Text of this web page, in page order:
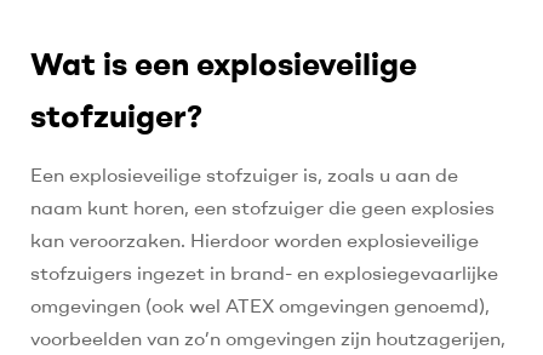
Wat is een explosieveilige
stofzuiger?
Een explosieveilige stofzuiger is, zoals u aan de
naam kunt horen, een stofzuiger die geen explosies
kan veroorzaken. Hierdoor worden explosieveilige
stofzuigers ingezet in brand- en explosiegevaarlijke
omgevingen (ook wel ATEX omgevingen genoemd),
voorbeelden van zo’n omgevingen zijn houtzagerijen,